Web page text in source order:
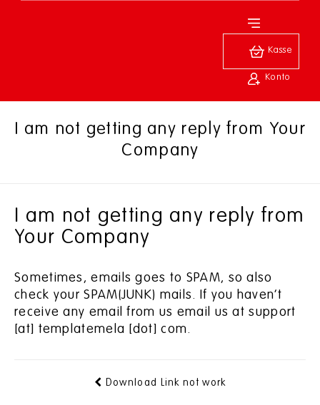
Kasse
Konto
I am not getting any reply from Your
Company
I am not getting any reply from
Your Company
Sometimes, emails goes to SPAM, so also
check your SPAM(JUNK) mails. If you haven’t
receive any email from us email us at support
[at] templatemela [dot] com.
Download Link not work